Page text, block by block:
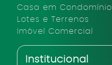
Casa em Condomínio
Lotes e Terrenos
Imóvel Comercial
Institucional